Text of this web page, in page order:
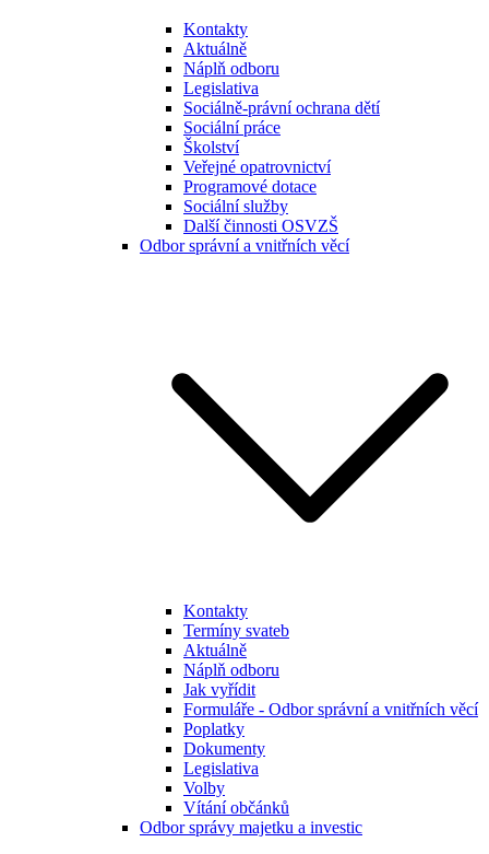
Kontakty
Aktuálně
Náplň odboru
Legislativa
Sociálně-právní ochrana dětí
Sociální práce
Školství
Veřejné opatrovnictví
Programové dotace
Sociální služby
Další činnosti OSVZŠ
Odbor správní a vnitřních věcí
Kontakty
Termíny svateb
Aktuálně
Náplň odboru
Jak vyřídit
Formuláře - Odbor správní a vnitřních věcí
Poplatky
Dokumenty
Legislativa
Volby
Vítání občánků
Odbor správy majetku a investic